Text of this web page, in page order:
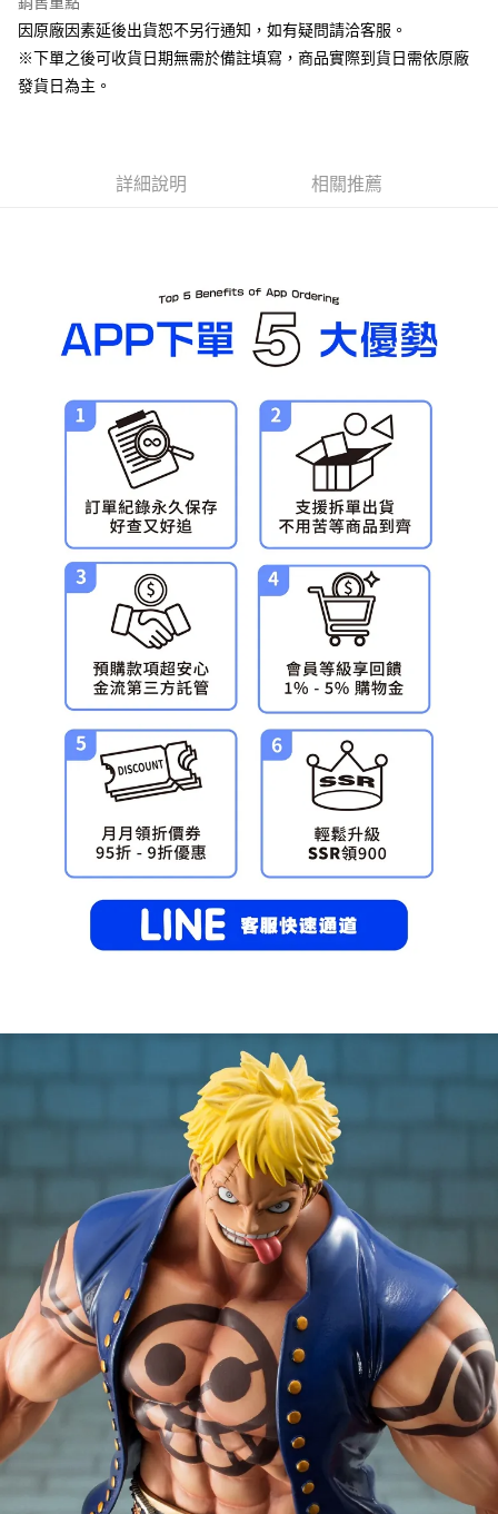
每筆NT$120，滿NT$3,000(含以上)免運費
因原廠因素延後出貨恕不另行通知，如有疑問請洽客服。
※下單之後可收貨日期無需於備註填寫，商品實際到貨日需依原廠
發貨日為主。
詳細說明 相關推薦